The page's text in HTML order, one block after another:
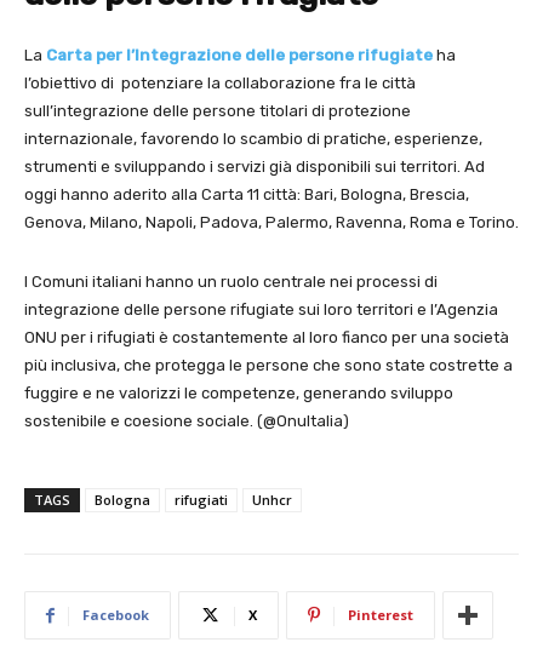
La Carta per l’Integrazione delle persone rifugiate ha
l’obiettivo di potenziare la collaborazione fra le città
sull’integrazione delle persone titolari di protezione
internazionale, favorendo lo scambio di pratiche, esperienze,
strumenti e sviluppando i servizi già disponibili sui territori. Ad
oggi hanno aderito alla Carta 11 città: Bari, Bologna, Brescia,
Genova, Milano, Napoli, Padova, Palermo, Ravenna, Roma e Torino.
I Comuni italiani hanno un ruolo centrale nei processi di
integrazione delle persone rifugiate sui loro territori e l’Agenzia
ONU per i rifugiati è costantemente al loro fianco per una società
più inclusiva, che protegga le persone che sono state costrette a
fuggire e ne valorizzi le competenze, generando sviluppo
sostenibile e coesione sociale. (@OnuItalia)
TAGS Bologna rifugiati Unhcr
Facebook X Pinterest